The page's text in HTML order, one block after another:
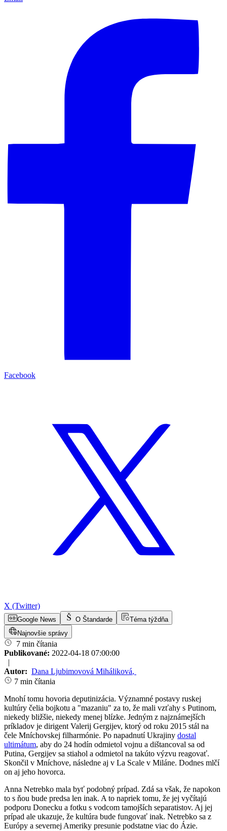
Facebook
X (Twitter)
Google News O Štandarde
Téma týždňa
Najnovšie správy
7 min čítania
Publikované: 2022-04-18 07:00:00
|
Autor: Dana Ljubimovová Miháliková,
7 min čítania
Mnohí tomu hovoria deputinizácia. Významné postavy ruskej
kultúry čelia bojkotu a "mazaniu" za to, že mali vzťahy s Putinom,
niekedy bližšie, niekedy menej blízke. Jedným z najznámejších
príkladov je dirigent Valerij Gergijev, ktorý od roku 2015 stál na
čele Mníchovskej filharmónie. Po napadnutí Ukrajiny dostal
ultimátum, aby do 24 hodín odmietol vojnu a dištancoval sa od
Putina, Gergijev sa stiahol a odmietol na takúto výzvu reagovať.
Skončil v Mníchove, následne aj v La Scale v Miláne. Dodnes mlčí
on aj jeho hovorca.
Anna Netrebko mala byť podobný prípad. Zdá sa však, že napokon
to s ňou bude predsa len inak. A to napriek tomu, že jej vyčítajú
podporu Donecku a fotku s vodcom tamojších separatistov. Aj jej
prípad ale ukazuje, že kultúra bude fungovať inak. Netrebko sa z
Európy a severnej Ameriky presunie podstatne viac do Ázie.